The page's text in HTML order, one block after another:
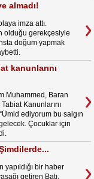
almadı!
imza attı.
olduğu gerekçesiyle
doğum yapmak
kanunlarını
Muhammed, Baran
Kanunlarını
ediyorum bu salgın
Çocuklar için
yapıldığı bir haber
getiren Batı,